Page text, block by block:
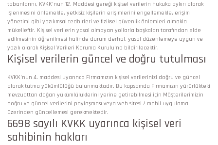
tabanlarını, KVKK’nun 12. Maddesi gereği kişisel verilerin hukuka aykırı olarak
işlenmesini önlemekle, yetkisiz kişilerin erişimlerini engellemekle, erişim
yönetimi gibi yazılımsal tedbirleri ve fiziksel güvenlik önlemleri almakla
mükelleftir. Kişisel verilerin yasal olmayan yollarla başkaları tarafından elde
edilmesinin öğrenilmesi halinde durum derhal, yasal düzenlemeye uygun ve
yazılı olarak Kişisel Verileri Koruma Kurulu’na bildirilecektir.
Kişisel verilerin güncel ve doğru tutulması
KVKK’nun 4. maddesi uyarınca Firmamızın kişisel verilerinizi doğru ve güncel
olarak tutma yükümlülüğü bulunmaktadır. Bu kapsamda Firmamızın yürürlükteki
mevzuattan doğan yükümlülüklerini yerine getirebilmesi için Müşterilerimizin
doğru ve güncel verilerini paylaşması veya web sitesi / mobil uygulama
üzerinden güncellemesi gerekmektedir.
6698 sayılı KVKK uyarınca kişisel veri
sahibinin hakları